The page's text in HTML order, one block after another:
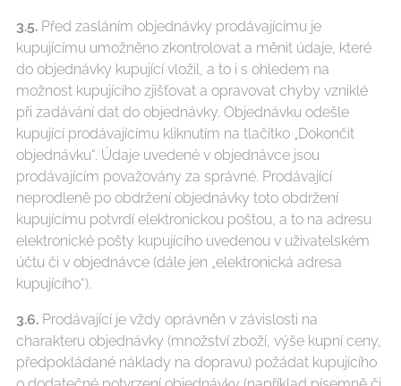
3.5. Před zasláním objednávky prodávajícímu je
kupujícímu umožněno zkontrolovat a měnit údaje, které
do objednávky kupující vložil, a to i s ohledem na
možnost kupujícího zjišťovat a opravovat chyby vzniklé
při zadávání dat do objednávky. Objednávku odešle
kupující prodávajícímu kliknutím na tlačítko „Dokončit
objednávku“. Údaje uvedené v objednávce jsou
prodávajícím považovány za správné. Prodávající
neprodleně po obdržení objednávky toto obdržení
kupujícímu potvrdí elektronickou poštou, a to na adresu
elektronické pošty kupujícího uvedenou v uživatelském
účtu či v objednávce (dále jen „elektronická adresa
kupujícího“).
3.6. Prodávající je vždy oprávněn v závislosti na
charakteru objednávky (množství zboží, výše kupní ceny,
předpokládané náklady na dopravu) požádat kupujícího